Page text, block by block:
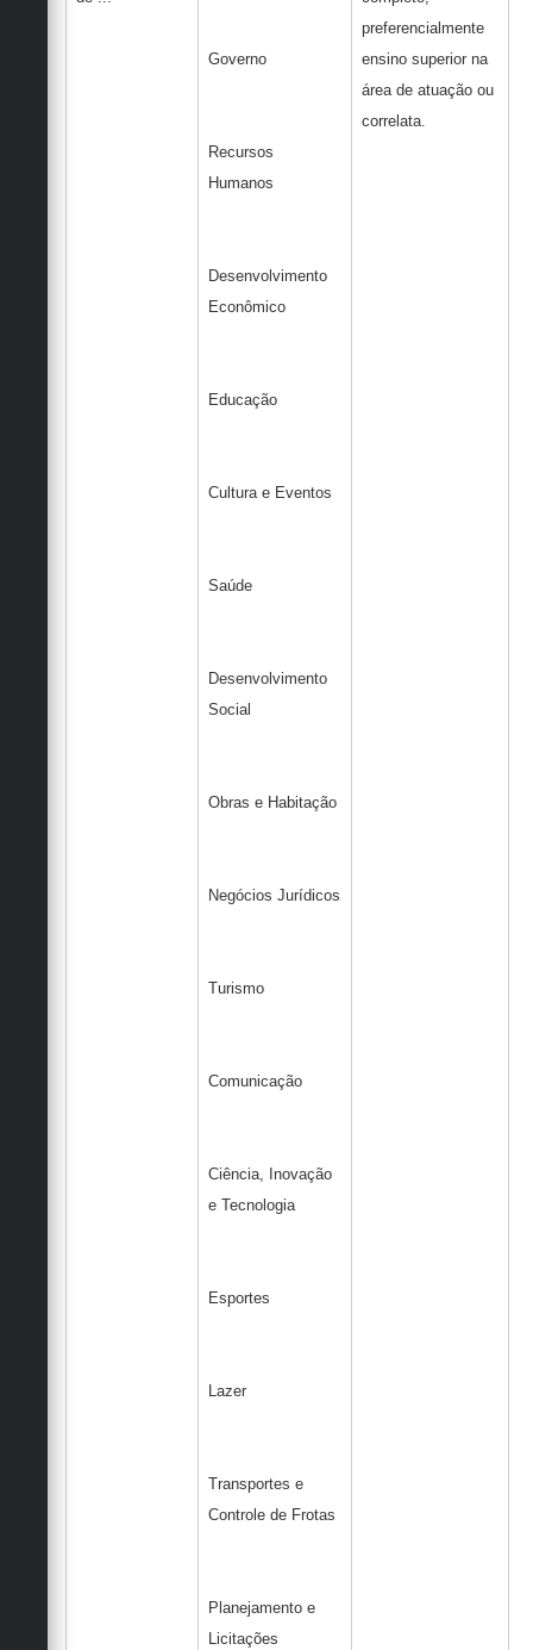
Governo
Recursos
Humanos
Desenvolvimento
Econômico
Educação
Cultura e Eventos
Saúde
Desenvolvimento
Social
Obras e Habitação
Negócios Jurídicos
Turismo
Comunicação
Ciência, Inovação
e Tecnologia
Esportes
Lazer
Transportes e
Controle de Frotas
Planejamento e
Licitações
preferencialmente
ensino superior na
área de atuação ou
correlata.